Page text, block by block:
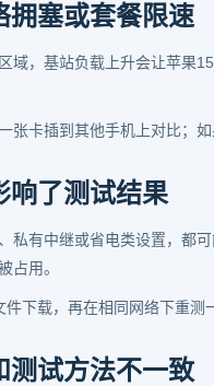
拥塞或套餐限速
域，基站负载上升会让苹果
张卡插到其他手机上对比；
响了测试结果
私有中继或省电类设置，都
占用。
下载，再在相同网络下重测
测试方法不一致